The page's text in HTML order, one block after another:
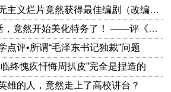
大脚同志：历史虚无主义烂片竟然获得最佳编剧（改编）奖
“还有谁”这次整新活，竟然开始美化特务了！ ——评《抓特务》的历史虚无主义倾向
点评•所谓“毛泽东书记独裁”问题
终愧疚忏悔周扒皮”完全是捏造的
雄的人，竟然走上了高校讲台？